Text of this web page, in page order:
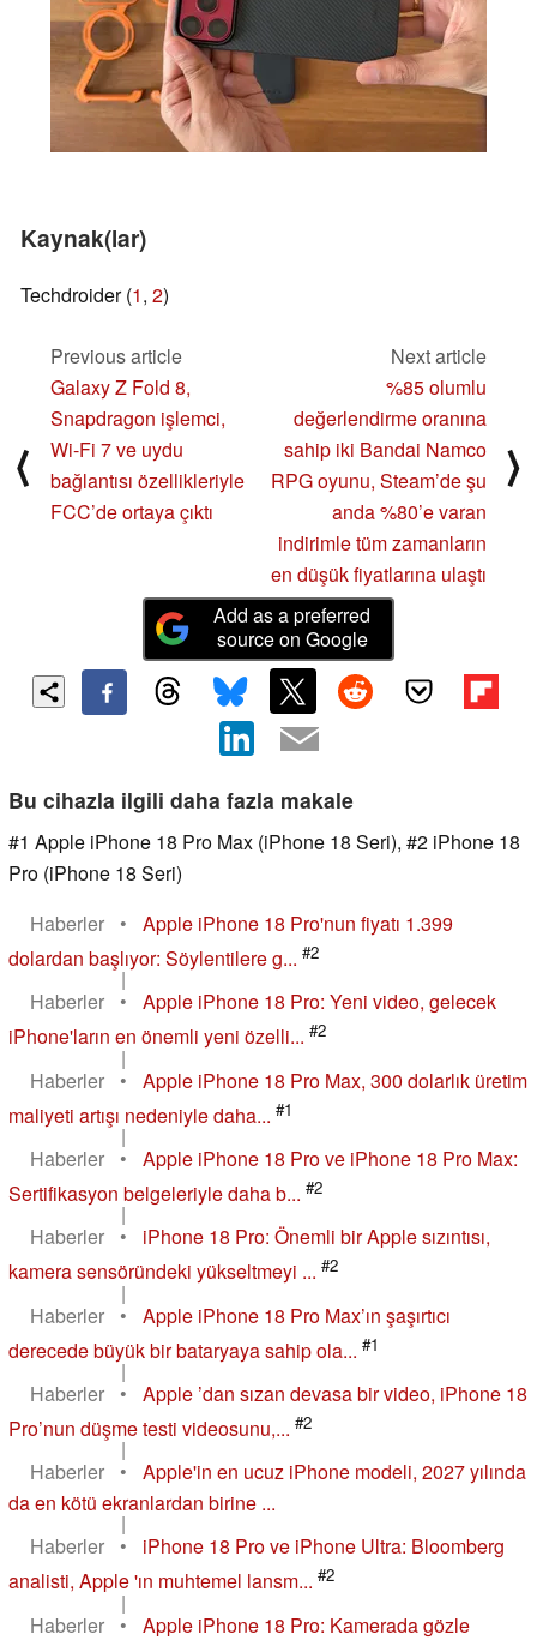
Kaynak(lar)
Techdroider (1, 2)
⟨
Previous article
Galaxy Z Fold 8,
Snapdragon işlemci,
Wi-Fi 7 ve uydu
bağlantısı özellikleriyle
FCC’de ortaya çıktı
Next article
%85 olumlu
değerlendirme oranına
sahip iki Bandai Namco
RPG oyunu, Steam’de şu
anda %80’e varan
indirimle tüm zamanların
en düşük fiyatlarına ulaştı
⟩
Add as a preferred
source on Google
Bu cihazla ilgili daha fazla makale
#1 Apple iPhone 18 Pro Max (iPhone 18 Seri), #2 iPhone 18
Pro (iPhone 18 Seri)
Haberler
•
Apple iPhone 18 Pro'nun fiyatı 1.399
dolardan başlıyor: Söylentilere g... #2
|
Haberler
•
Apple iPhone 18 Pro: Yeni video, gelecek
iPhone'ların en önemli yeni özelli... #2
|
Haberler
•
Apple iPhone 18 Pro Max, 300 dolarlık üretim
maliyeti artışı nedeniyle daha... #1
|
Haberler
•
Apple iPhone 18 Pro ve iPhone 18 Pro Max:
Sertifikasyon belgeleriyle daha b... #2
|
Haberler
•
iPhone 18 Pro: Önemli bir Apple sızıntısı,
kamera sensöründeki yükseltmeyi ... #2
|
Haberler
•
Apple iPhone 18 Pro Max’ın şaşırtıcı
derecede büyük bir bataryaya sahip ola... #1
|
Haberler
•
Apple ’dan sızan devasa bir video, iPhone 18
Pro’nun düşme testi videosunu,... #2
|
Haberler
•
Apple'in en ucuz iPhone modeli, 2027 yılında
da en kötü ekranlardan birine ...
|
Haberler
•
iPhone 18 Pro ve iPhone Ultra: Bloomberg
analisti, Apple 'ın muhtemel lansm... #2
|
Haberler
•
Apple iPhone 18 Pro: Kamerada gözle